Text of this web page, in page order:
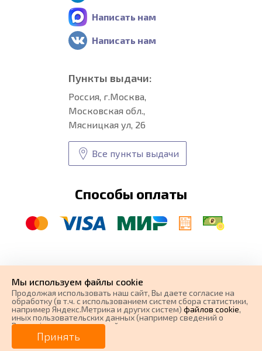
Написать нам
Написать нам
Пункты выдачи:
Россия, г.Москва,
Московская обл.,
Мясницкая ул, 26
Все пункты выдачи
Способы оплаты
автоковрики
разработка и
поисковое продвижение сайта
Мы используем файлы cookie
Продолжая использовать наш cайт, Вы даете согласие на
обработку (в т.ч. с использованием систем сбора статистики,
например Яндекс.Метрика и других систем) файлов cookie,
иных пользовательских данных (например сведений о
Вашем ip-адресе, сведений о местоположении, типе
устройства, времени посещения страницы, сведений о
ресурсах сети Интернет, с которых были совершены
Принять